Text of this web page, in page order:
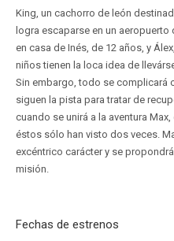
King, un cachorro de león
logra escaparse en un
en casa de Inés, de 12 años, y
niños tienen la loca idea de
Sin embargo, todo se complicará
siguen la pista para tratar de
cuando se unirá a la aventura
éstos sólo han visto dos veces.
excéntrico carácter y se
misión.
Fechas de estrenos